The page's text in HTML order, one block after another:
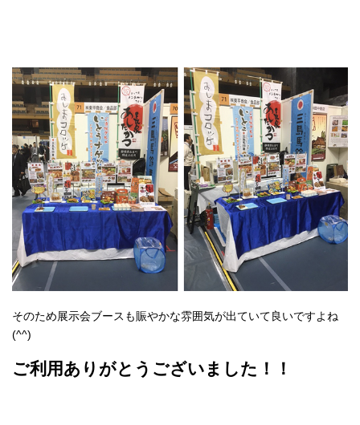
そのため展示会ブースも賑やかな雰囲気が出ていて良いですよね
(^^)
ご利用ありがとうございました！！